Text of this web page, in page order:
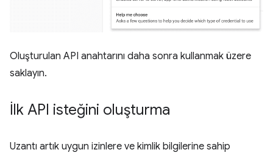
Oluşturulan API anahtarını daha sonra kullanmak üzere
saklayın.
İlk API isteğini oluşturma
Uzantı artık uygun izinlere ve kimlik bilgilerine sahip